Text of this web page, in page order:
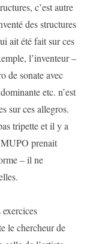
c’est autre
des structures
ait été fait sur ces
l’inventeur –
de sonate avec
etc. n’est
sur ces allegros.
tripette et il y a
prenait
– il ne
le chercheur de